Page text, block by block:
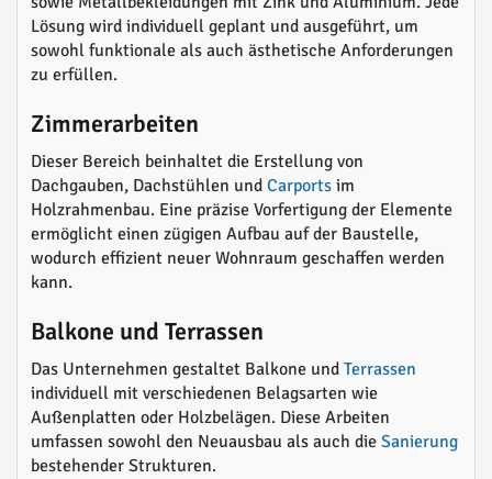
Lösung wird individuell geplant und ausgeführt, um
sowohl funktionale als auch ästhetische Anforderungen
zu erfüllen.
Zimmerarbeiten
Dieser Bereich beinhaltet die Erstellung von
Dachgauben, Dachstühlen und Carports im
Holzrahmenbau. Eine präzise Vorfertigung der Elemente
ermöglicht einen zügigen Aufbau auf der Baustelle,
wodurch effizient neuer Wohnraum geschaffen werden
kann.
Balkone und Terrassen
Das Unternehmen gestaltet Balkone und Terrassen
individuell mit verschiedenen Belagsarten wie
Außenplatten oder Holzbelägen. Diese Arbeiten
umfassen sowohl den Neuausbau als auch die Sanierung
bestehender Strukturen.